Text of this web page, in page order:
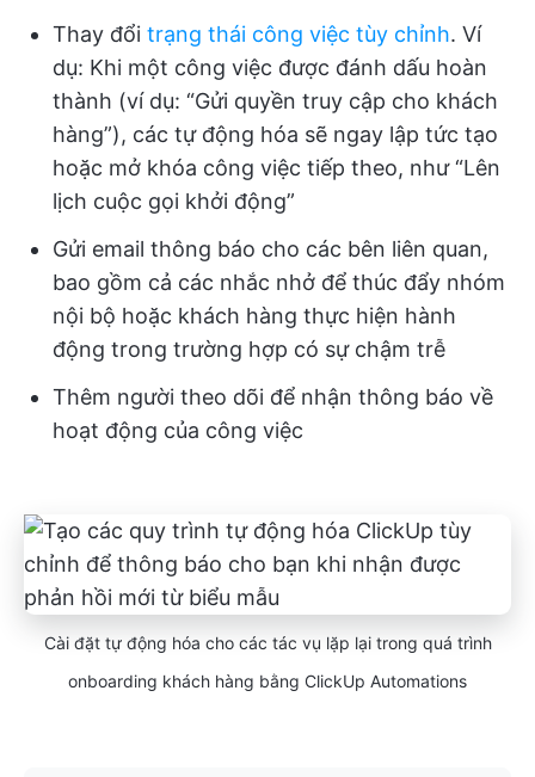
Thay đổi trạng thái công việc tùy chỉnh. Ví
dụ: Khi một công việc được đánh dấu hoàn
thành (ví dụ: “Gửi quyền truy cập cho khách
hàng”), các tự động hóa sẽ ngay lập tức tạo
hoặc mở khóa công việc tiếp theo, như “Lên
lịch cuộc gọi khởi động”
Gửi email thông báo cho các bên liên quan,
bao gồm cả các nhắc nhở để thúc đẩy nhóm
nội bộ hoặc khách hàng thực hiện hành
động trong trường hợp có sự chậm trễ
Thêm người theo dõi để nhận thông báo về
hoạt động của công việc
Cài đặt tự động hóa cho các tác vụ lặp lại trong quá trình
onboarding khách hàng bằng ClickUp Automations